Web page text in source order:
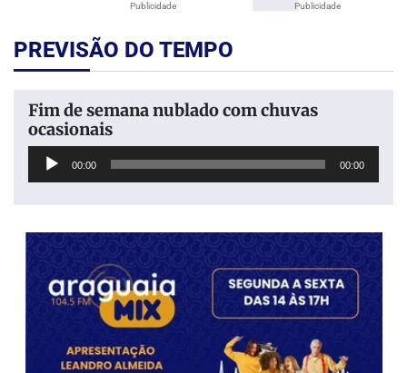
Publicidade Publicidade
PREVISÃO DO TEMPO
Fim de semana nublado com chuvas
ocasionais
Tocador
00:00 00:00